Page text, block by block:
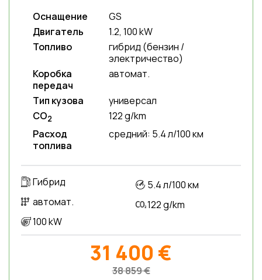
Оснащение
GS
Двигатель
1.2, 100 kW
Топливо
гибрид (бензин /
электричество)
Коробка
передач
автомат.
Тип кузова
универсал
CO2
122 g/km
Расход
топлива
средний: 5.4 л/100 км
Гибрид
автомат.
100 kW
5.4 л/100 км
122 g/km
31 400 €
38 859 €